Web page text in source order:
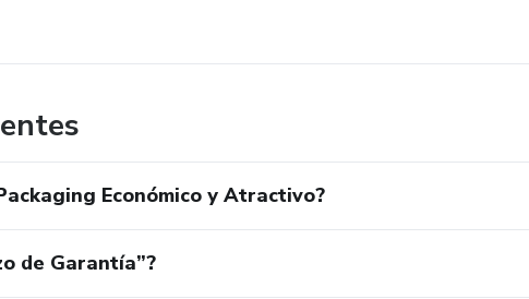
Económico y Atractivo?
de Garantía”?